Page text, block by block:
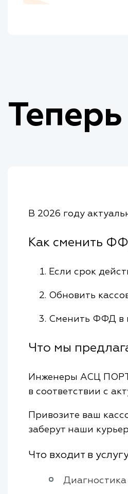
В 2026 году
Как сменить
Если срок
Обновить
Сменить ФФД в
Что мы
Инженеры АСЦ ПОРТ
в соответствии с
Привозите ваш
заберут наши
Что входит в
Диагностика